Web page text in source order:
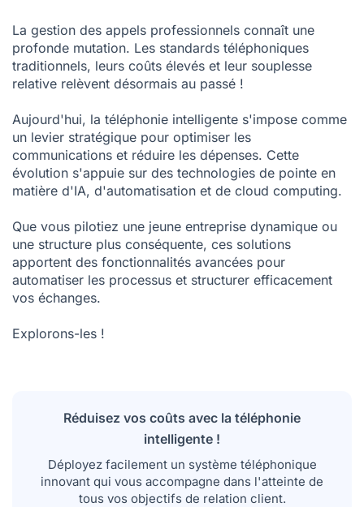
Téléphonie IA : Une révolution pour les entreprises et leurs
clients
Êtes-vous prêt à adopter la téléphonie intelligente ?
FAQ - Téléphonie intelligente
La gestion des appels professionnels connaît une
profonde mutation. Les standards téléphoniques
traditionnels, leurs coûts élevés et leur souplesse
relative relèvent désormais au passé !
Aujourd'hui, la téléphonie intelligente s'impose comme
un levier stratégique pour optimiser les
communications et réduire les dépenses. Cette
évolution s'appuie sur des technologies de pointe en
matière d'IA, d'automatisation et de cloud computing.
Que vous pilotiez une jeune entreprise dynamique ou
une structure plus conséquente, ces solutions
apportent des fonctionnalités avancées pour
automatiser les processus et structurer efficacement
vos échanges.
Explorons-les !
Réduisez vos coûts avec la téléphonie
intelligente !
Déployez facilement un système téléphonique
innovant qui vous accompagne dans l'atteinte de
tous vos objectifs de relation client.